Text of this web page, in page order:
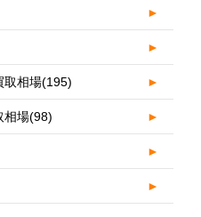
►
►
取相場(195) ►
相場(98) ►
►
►